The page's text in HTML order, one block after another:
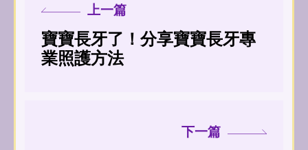
上一篇
寶寶長牙了！分享寶寶長牙專
業照護方法
下一篇